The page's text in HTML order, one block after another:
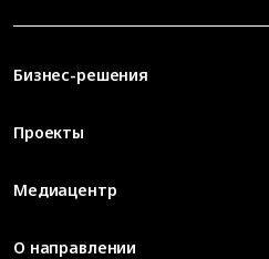
Бизнес-решения
Проекты
Медиацентр
О направлении